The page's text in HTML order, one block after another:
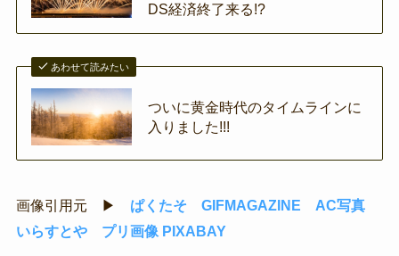
DS経済終了来る!?
あわせて読みたい
ついに黄金時代のタイムラインに
入りました!!!
画像引用元 ▶ ぱくたそ GIFMAGAZINE
AC写真
いらすとや
プリ画像 PIXABAY